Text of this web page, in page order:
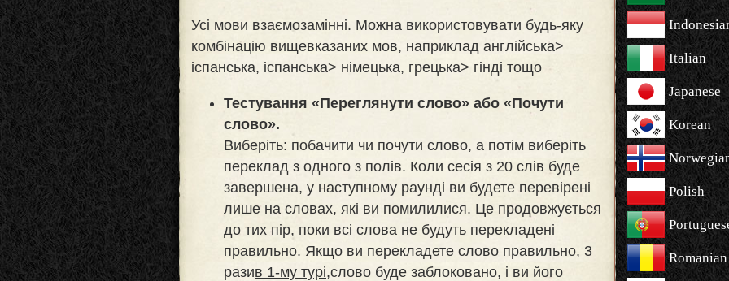
Усі мови взаємозамінні. Можна використовувати будь-яку
комбінацію вищевказаних мов, наприклад англійська>
іспанська, іспанська> німецька, грецька> гінді тощо
Тестування «Переглянути слово» або «Почути
слово».
Виберіть: побачити чи почути слово, а потім виберіть
переклад з одного з полів. Коли сесія з 20 слів буде
завершена, у наступному раунді ви будете перевірені
лише на словах, які ви помилилися. Це продовжується
до тих пір, поки всі слова не будуть перекладені
правильно. Якщо ви перекладете слово правильно, 3
разив 1-му турі,слово буде заблоковано, і ви його
Italian
Japanese
Korean
Polish
Romanian